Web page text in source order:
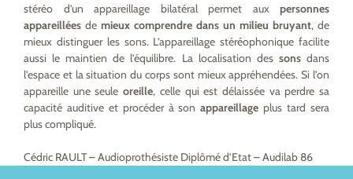
stéréo d’un appareillage bilatéral permet aux personnes
appareillées de mieux comprendre dans un milieu bruyant, de
mieux distinguer les sons. L’appareillage stéréophonique facilite
aussi le maintien de l’équilibre. La localisation des sonsdans
l’espace et la situation du corps sont mieux appréhendées. Si l’on
appareille une seuleoreille, celle qui est délaissée va perdre sa
capacité auditive et procéder à sonappareillage plus tard sera
plus compliqué.
Cédric RAULT – Audioprothésiste Diplômé d’Etat – Audilab 86